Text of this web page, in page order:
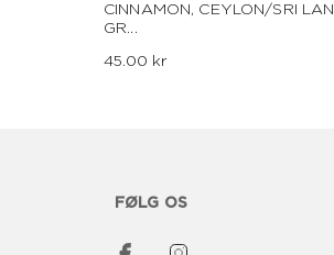
CINNAMON, CEYLON/SRI
GR...
45.00 kr
FØLG OS